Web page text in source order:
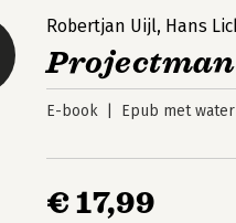
Robertjan Uijl, Hans
E-book Epub met
€ 17,99